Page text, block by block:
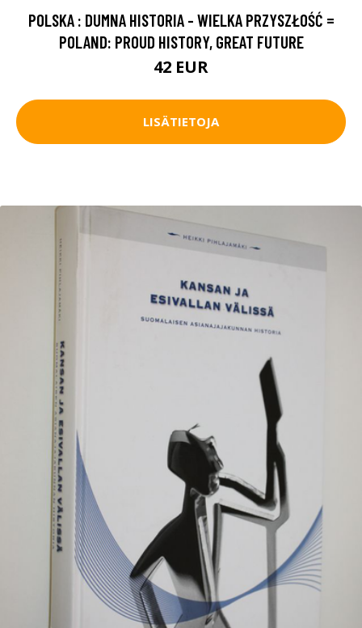
POLSKA : DUMNA HISTORIA - WIELKA PRZYSZŁOŚĆ =
POLAND: PROUD HISTORY, GREAT FUTURE
42 EUR
LISÄTIETOJA